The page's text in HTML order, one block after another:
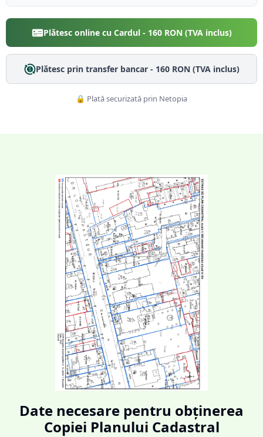
Plătesc online cu Cardul - 160RON (TVA inclus)
Plătesc prin transfer bancar - 160RON (TVA inclus)
🔒 Plată securizată prin Netopia
Date necesare pentru obținerea
Copiei Planului Cadastral